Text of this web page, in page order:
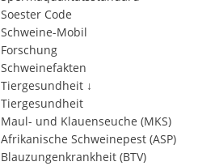
Soester Code
Schweine-Mobil
Forschung
Schweinefakten
Tiergesundheit ↓
Tiergesundheit
Maul- und Klauenseuche (MKS)
Afrikanische Schweinepest (ASP)
Blauzungenkrankheit (BTV)